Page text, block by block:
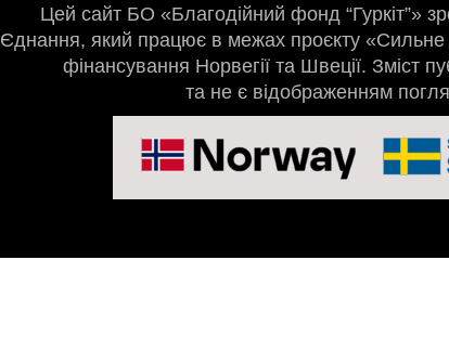
Цей сайт БО «Благодійний фонд “Гуркіт”»
Єднання, який працює в межах проєкту «Сильне
фінансування Норвегії та Швеції. Зміст
та не є відображенням